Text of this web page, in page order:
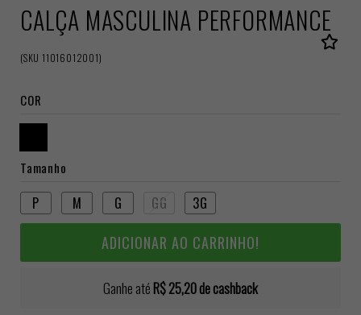
CALÇA MASCULINA PERFORMANCE
(SKU11016012001)
COR
Tamanho
P M G GG 3G
ADICIONAR AO CARRINHO!
Ganhe até R$ 25,20de cashback